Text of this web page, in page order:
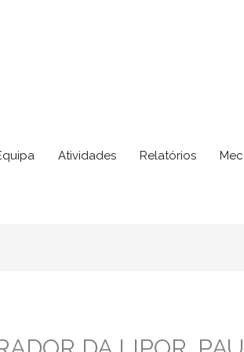
Atividades Relatórios